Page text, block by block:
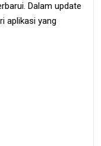
Dalam update
aplikasi yang